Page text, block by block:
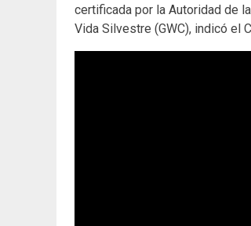
certificada por la Autoridad de
Vida Silvestre (GWC), indicó el